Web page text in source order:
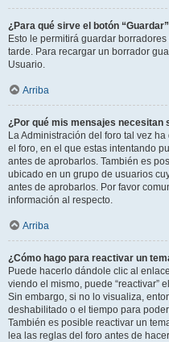
¿Para qué sirve el botón
Esto le permitirá guardar
tarde. Para recargar un borrador
Usuario.
Arriba
¿Por qué mis mensajes necesitan
La Administración del foro tal vez
el foro, en el que estas intentando
antes de aprobarlos. También es
ubicado en un grupo de usuarios
antes de aprobarlos. Por favor
información al respecto.
Arriba
¿Cómo hago para reactivar un
Puede hacerlo dándole clic al
viendo el mismo, puede “reactivar”
Sin embargo, si no lo visualiza,
deshabilitado o el tiempo para
También es posible reactivar un
lea las reglas del foro antes de